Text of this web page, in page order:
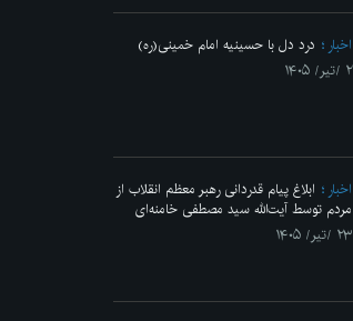
اخبار
درد دل با حسینیه امام خمینی(ره)
۲ /تیر/ ۱۴۰۵
اخبار
ابلاغ پیام قدردانی رهبر معظم انقلاب از
مردم توسط آیت‌الله سید مصطفی خامنه‌ای
۲۳ /تیر/ ۱۴۰۵